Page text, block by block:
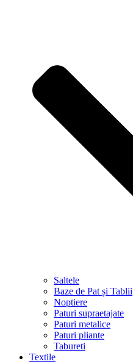
Saltele
Baze de Pat și Tablii
Noptiere
Paturi supraetajate
Paturi metalice
Paturi pliante
Tabureti
Textile